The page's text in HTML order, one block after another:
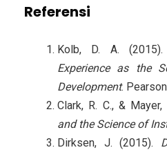
Referensi
Kolb, D. A. (2015).
Experience as the
Development.
Clark, R. C., & Mayer,
and the Science of
Dirksen, J. (2015).